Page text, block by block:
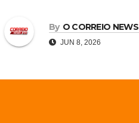
By O CORREIO NEWS
JUN 8, 2026